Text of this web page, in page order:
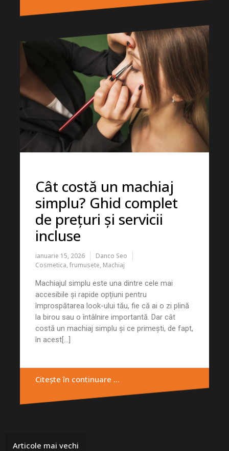
Cât costă un machiaj
simplu? Ghid complet
de prețuri și servicii
incluse
ianuarie 15, 2026
Danco Seo
Cosmetica, frumusete, Machiaj
Machiajul simplu este una dintre cele mai
accesibile și rapide opțiuni pentru
împrospătarea look-ului tău, fie că ai o zi plină
la birou sau o întâlnire importantă. Dar cât
costă un machiaj simplu și ce primești, de fapt,
în acest[...]
Citește în continuare …
Articole mai vechi